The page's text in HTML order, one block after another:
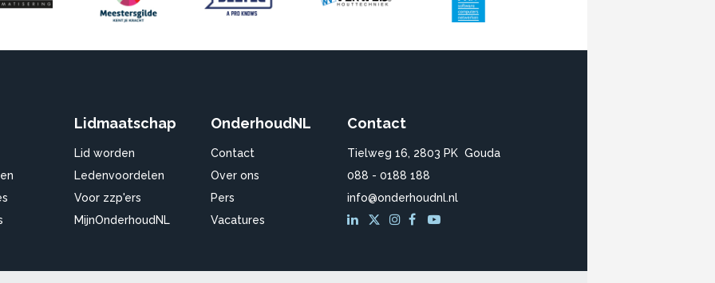
Lidmaatschap
Lid worden
Ledenvoordelen
Voor zzp'ers
MijnOnderhoudNL
OnderhoudNL
Contact
Over ons
Pers
Vacatures
Contact
Tielweg 16, 2803 PK Gouda
088 - 0188 188
info@onderhoudnl.nl